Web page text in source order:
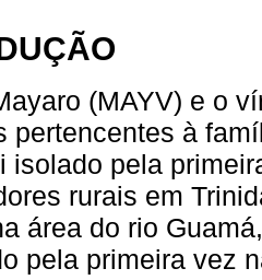
(MAYV) e o
pertencentes à
isolado pela
rurais em
área do rio
pela primeira vez